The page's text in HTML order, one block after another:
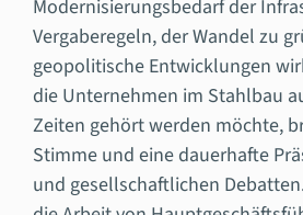
Modernisierungsbedarf der
Vergaberegeln, der Wandel zu
geopolitische Entwicklungen
die Unternehmen im Stahlbau
Zeiten gehört werden möchte,
Stimme und eine dauerhafte
und gesellschaftlichen